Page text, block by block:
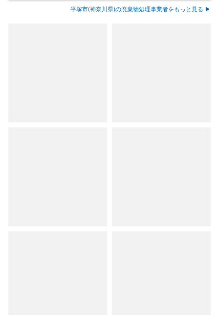
平塚市(神奈川県)の廃棄物処理事業者をもっと見る ▶